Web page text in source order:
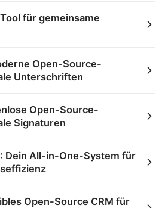
für gemeinsame
Open-Source-
Unterschriften
Open-Source-
Signaturen
Dein All-in-One-System für
Open-Source CRM für